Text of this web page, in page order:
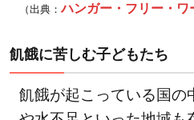
事
世界
デー
（出典：ハンガー・フリー・ワ
飢餓に苦しむ子どもたち
飢餓が起こっている国の